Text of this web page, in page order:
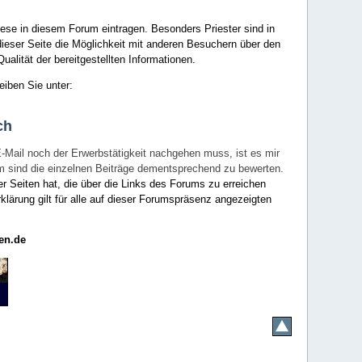
in diesem Forum eintragen. Besonders Priester sind in
Seite die Möglichkeit mit anderen Besuchern über den
der bereitgestellten Informationen.
Sie unter:
noch der Erwerbstätigkeit nachgehen muss, ist es mir
die einzelnen Beiträge dementsprechend zu bewerten.
Seiten hat, die über die Links des Forums zu erreichen
gilt für alle auf dieser Forumspräsenz angezeigten